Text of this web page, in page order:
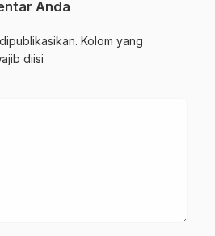
Anda
Kolom yang
diisi